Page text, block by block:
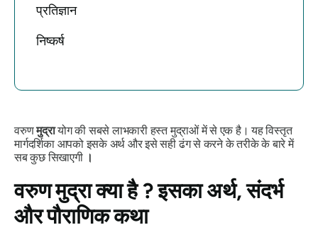
प्रतिज्ञान
निष्कर्ष
वरुणमुद्रायोग की सबसे लाभकारी हस्त मुद्राओं में से एक है। यह विस्तृत
मार्गदर्शिका आपको इसके अर्थ और इसे सही ढंग से करने के तरीके के बारे में
सब कुछ सिखाएगी ।
वरुण मुद्राक्या है ? इसका अर्थ, संदर्भ
और पौराणिक कथा